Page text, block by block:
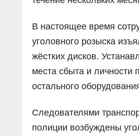
В настоящее время
уголовного розыска
жёстких дисков.
места сбыта и личности
остального
Следователями
полиции возбуждены